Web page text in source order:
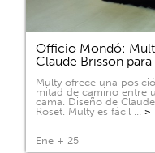
Officio Mondó:
Claude Brisson
Multy ofrece una
mitad de camino entre
cama. Diseño de
Roset. Multy es fácil … >
Ene + 25